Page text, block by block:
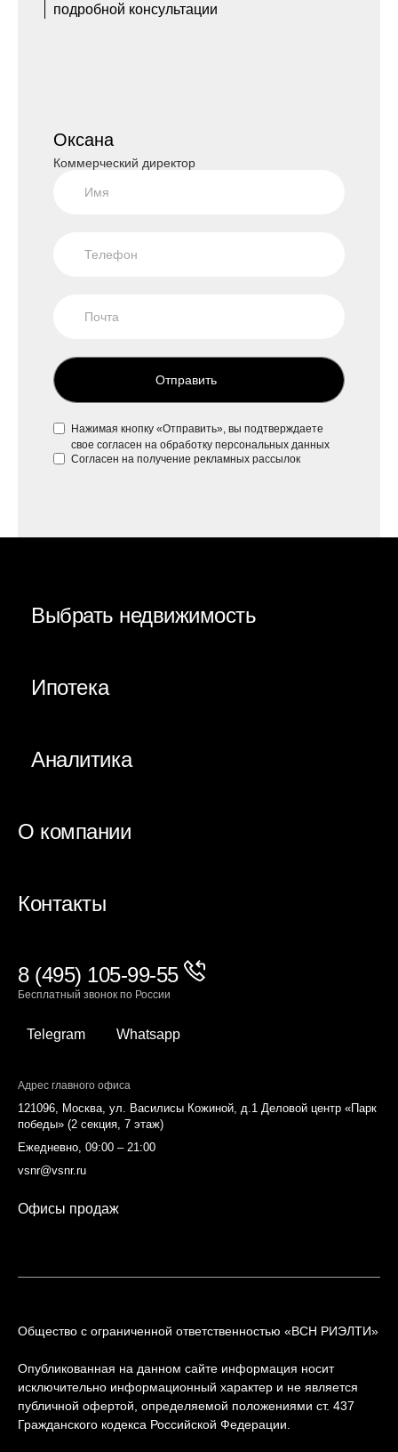
подробной консультации
Оксана
Коммерческий директор
Отправить
Нажимая кнопку «Отправить», вы подтверждаете
свое согласен на обработку персональных данных
Согласен на получение рекламных рассылок
Выбрать недвижимость
Ипотека
Аналитика
О компании
Контакты
8 (495) 105-99-55
Бесплатный звонок по России
Telegram Whatsapp
Адрес главного офиса
121096, Москва, ул. Василисы Кожиной, д.1 Деловой центр «Парк
победы» (2 секция, 7 этаж)
Ежедневно, 09:00 – 21:00
vsnr@vsnr.ru
Офисы продаж
Общество с ограниченной ответственностью «ВСН РИЭЛТИ»
Опубликованная на данном сайте информация носит
исключительно информационный характер и не является
публичной офертой, определяемой положениями ст. 437
Гражданского кодекса Российской Федерации.